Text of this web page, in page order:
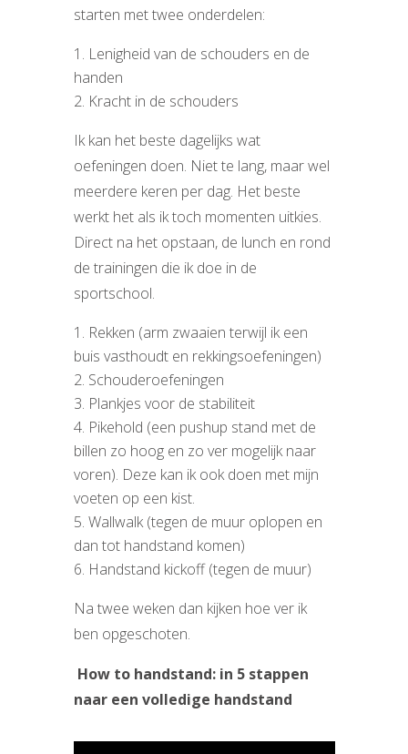
starten met twee onderdelen:
Lenigheid van de schouders en de
handen
Kracht in de schouders
Ik kan het beste dagelijks wat
oefeningen doen. Niet te lang, maar wel
meerdere keren per dag. Het beste
werkt het als ik toch momenten uitkies.
Direct na het opstaan, de lunch en rond
de trainingen die ik doe in de
sportschool.
Rekken (arm zwaaien terwijl ik een
buis vasthoudt en rekkingsoefeningen)
Schouderoefeningen
Plankjes voor de stabiliteit
Pikehold (een pushup stand met de
billen zo hoog en zo ver mogelijk naar
voren). Deze kan ik ook doen met mijn
voeten op een kist.
Wallwalk (tegen de muur oplopen en
dan tot handstand komen)
Handstand kickoff (tegen de muur)
Na twee weken dan kijken hoe ver ik
ben opgeschoten.
How to handstand: in 5 stappen
naar een volledige handstand